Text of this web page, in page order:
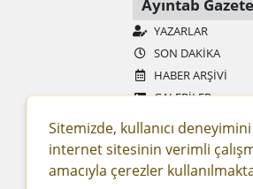
Ayıntab
YAZARLAR
SON DAKIKA
HABER ARŞIVI
GALERİLER
AYINTAB TV
ANKETLER
MOBIL SITE
Sitemizde, kullanıcı
internet sitesinin verimli
amacıyla çerezler